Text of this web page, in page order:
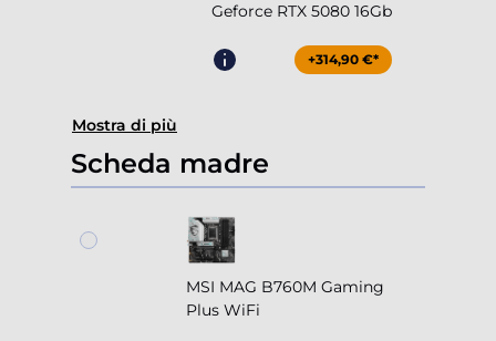
Geforce RTX 5080 16Gb
+314,90 €*
Mostra di più
Scheda madre
MSI MAG B760M Gaming
Plus WiFi